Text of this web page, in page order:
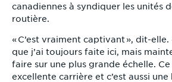
canadiennes à syndiquer les unités
routière.
« C’est vraiment captivant », dit-elle.
que j’ai toujours faite ici, mais
faire sur une plus grande échelle.
excellente carrière et c’est aussi